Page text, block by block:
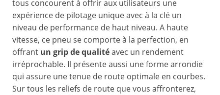
tous concourent à offrir aux utilisateurs une
expérience de pilotage unique avec à la clé un
niveau de performance de haut niveau. A haute
vitesse, ce pneu se comporte à la perfection, en
offrant un grip de qualitéavec un rendement
irréprochable. Il présente aussi une forme arrondie
qui assure une tenue de route optimale en courbes.
Sur tous les reliefs de route que vous affronterez,